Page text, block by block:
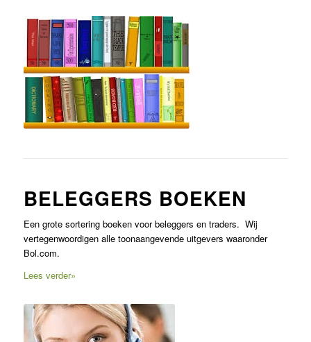
Beleggers boeken
BELEGGERS BOEKEN
Een grote sortering boeken voor beleggers en traders. Wij
vertegenwoordigen alle toonaangevende uitgevers waaronder
Bol.com.
Lees verder»